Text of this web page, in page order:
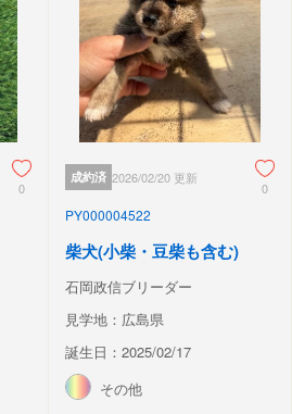
0
成約済 2026/02/20 更新
0
PY000004522
柴犬(小柴・豆柴も含む)
石岡政信ブリーダー
見学地：広島県
誕生日：2025/02/17
その他